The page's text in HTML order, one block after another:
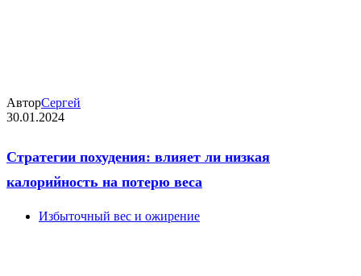
АвторСергей
30.01.2024
Стратегии похудения: влияет ли низкая
калорийность на потерю веса
Избыточный вес и ожирение